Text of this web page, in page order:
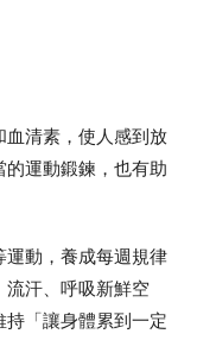
血清素，使人感到放
運動鍛鍊，也有助
運動，養成每週規律
流汗、呼吸新鮮空
「讓身體累到一定